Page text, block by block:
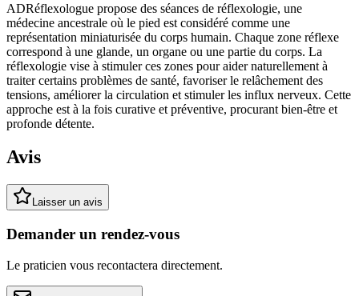
ADRéflexologue propose des séances de réflexologie, une
médecine ancestrale où le pied est considéré comme une
représentation miniaturisée du corps humain. Chaque zone réflexe
correspond à une glande, un organe ou une partie du corps. La
réflexologie vise à stimuler ces zones pour aider naturellement à
traiter certains problèmes de santé, favoriser le relâchement des
tensions, améliorer la circulation et stimuler les influx nerveux. Cette
approche est à la fois curative et préventive, procurant bien-être et
profonde détente.
Avis
Laisser un avis
Demander un rendez-vous
Le praticien vous recontactera directement.